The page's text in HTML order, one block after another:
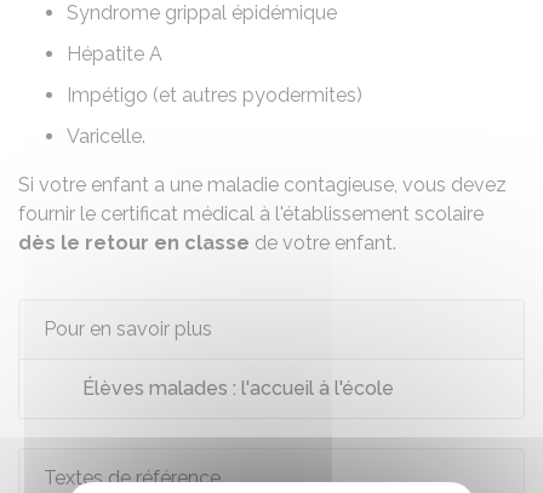
Syndrome grippal épidémique
Hépatite A
Impétigo (et autres pyodermites)
Varicelle.
Si votre enfant a une maladie contagieuse, vous devez
fournir le certificat médical à l'établissement scolaire
dès le retour en classe de votre enfant.
Pour en savoir plus
Élèves malades : l'accueil à l'école
Textes de référence